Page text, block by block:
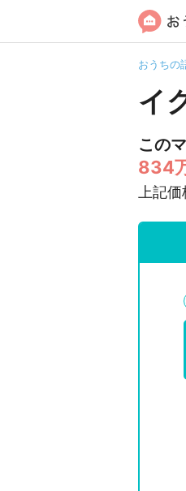
おうちの
イ
この
834
上記